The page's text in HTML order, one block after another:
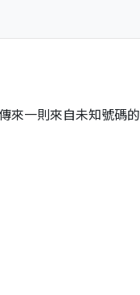
一則來自未知號碼